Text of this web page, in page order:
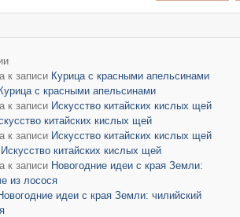
к записи Курица с красными апельсинами
Курица с красными апельсинами
к записи Искусство китайских кислых щей
китайских кислых щей
к записи Искусство китайских кислых щей
Искусство китайских кислых щей
к записи Новогодние идеи с края Земли:
из лосося
идеи с края Земли: чилийский